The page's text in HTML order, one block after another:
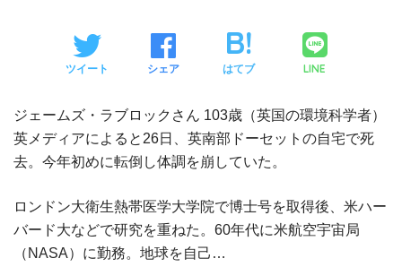
ツイート シェア はてブ LINE
ジェームズ・ラブロックさん 103歳（英国の環境科学者）
英メディアによると26日、英南部ドーセットの自宅で死
去。今年初めに転倒し体調を崩していた。
ロンドン大衛生熱帯医学大学院で博士号を取得後、米ハー
バード大などで研究を重ねた。60年代に米航空宇宙局
（NASA）に勤務。地球を自己…